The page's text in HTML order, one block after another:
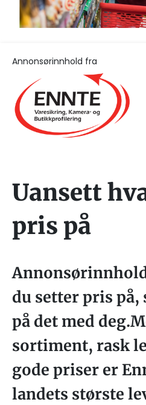
Annonsørinnhold fra
Uansett
pris på
du setter pris
på det med
sortiment, rask
gode priser er
landets største